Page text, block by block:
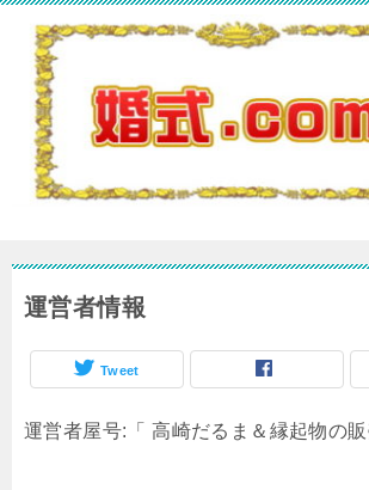
運営者情報
Tweet
運営者屋号:「 高崎だるま＆縁起物の販